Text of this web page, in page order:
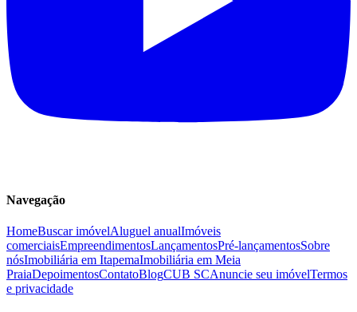
Navegação
HomeBuscar imóvelAluguel anualImóveis
comerciaisEmpreendimentosLançamentosPré-lançamentosSobre
nósImobiliária em ItapemaImobiliária em Meia
PraiaDepoimentosContatoBlogCUB SCAnuncie seu imóvelTermos
e privacidade